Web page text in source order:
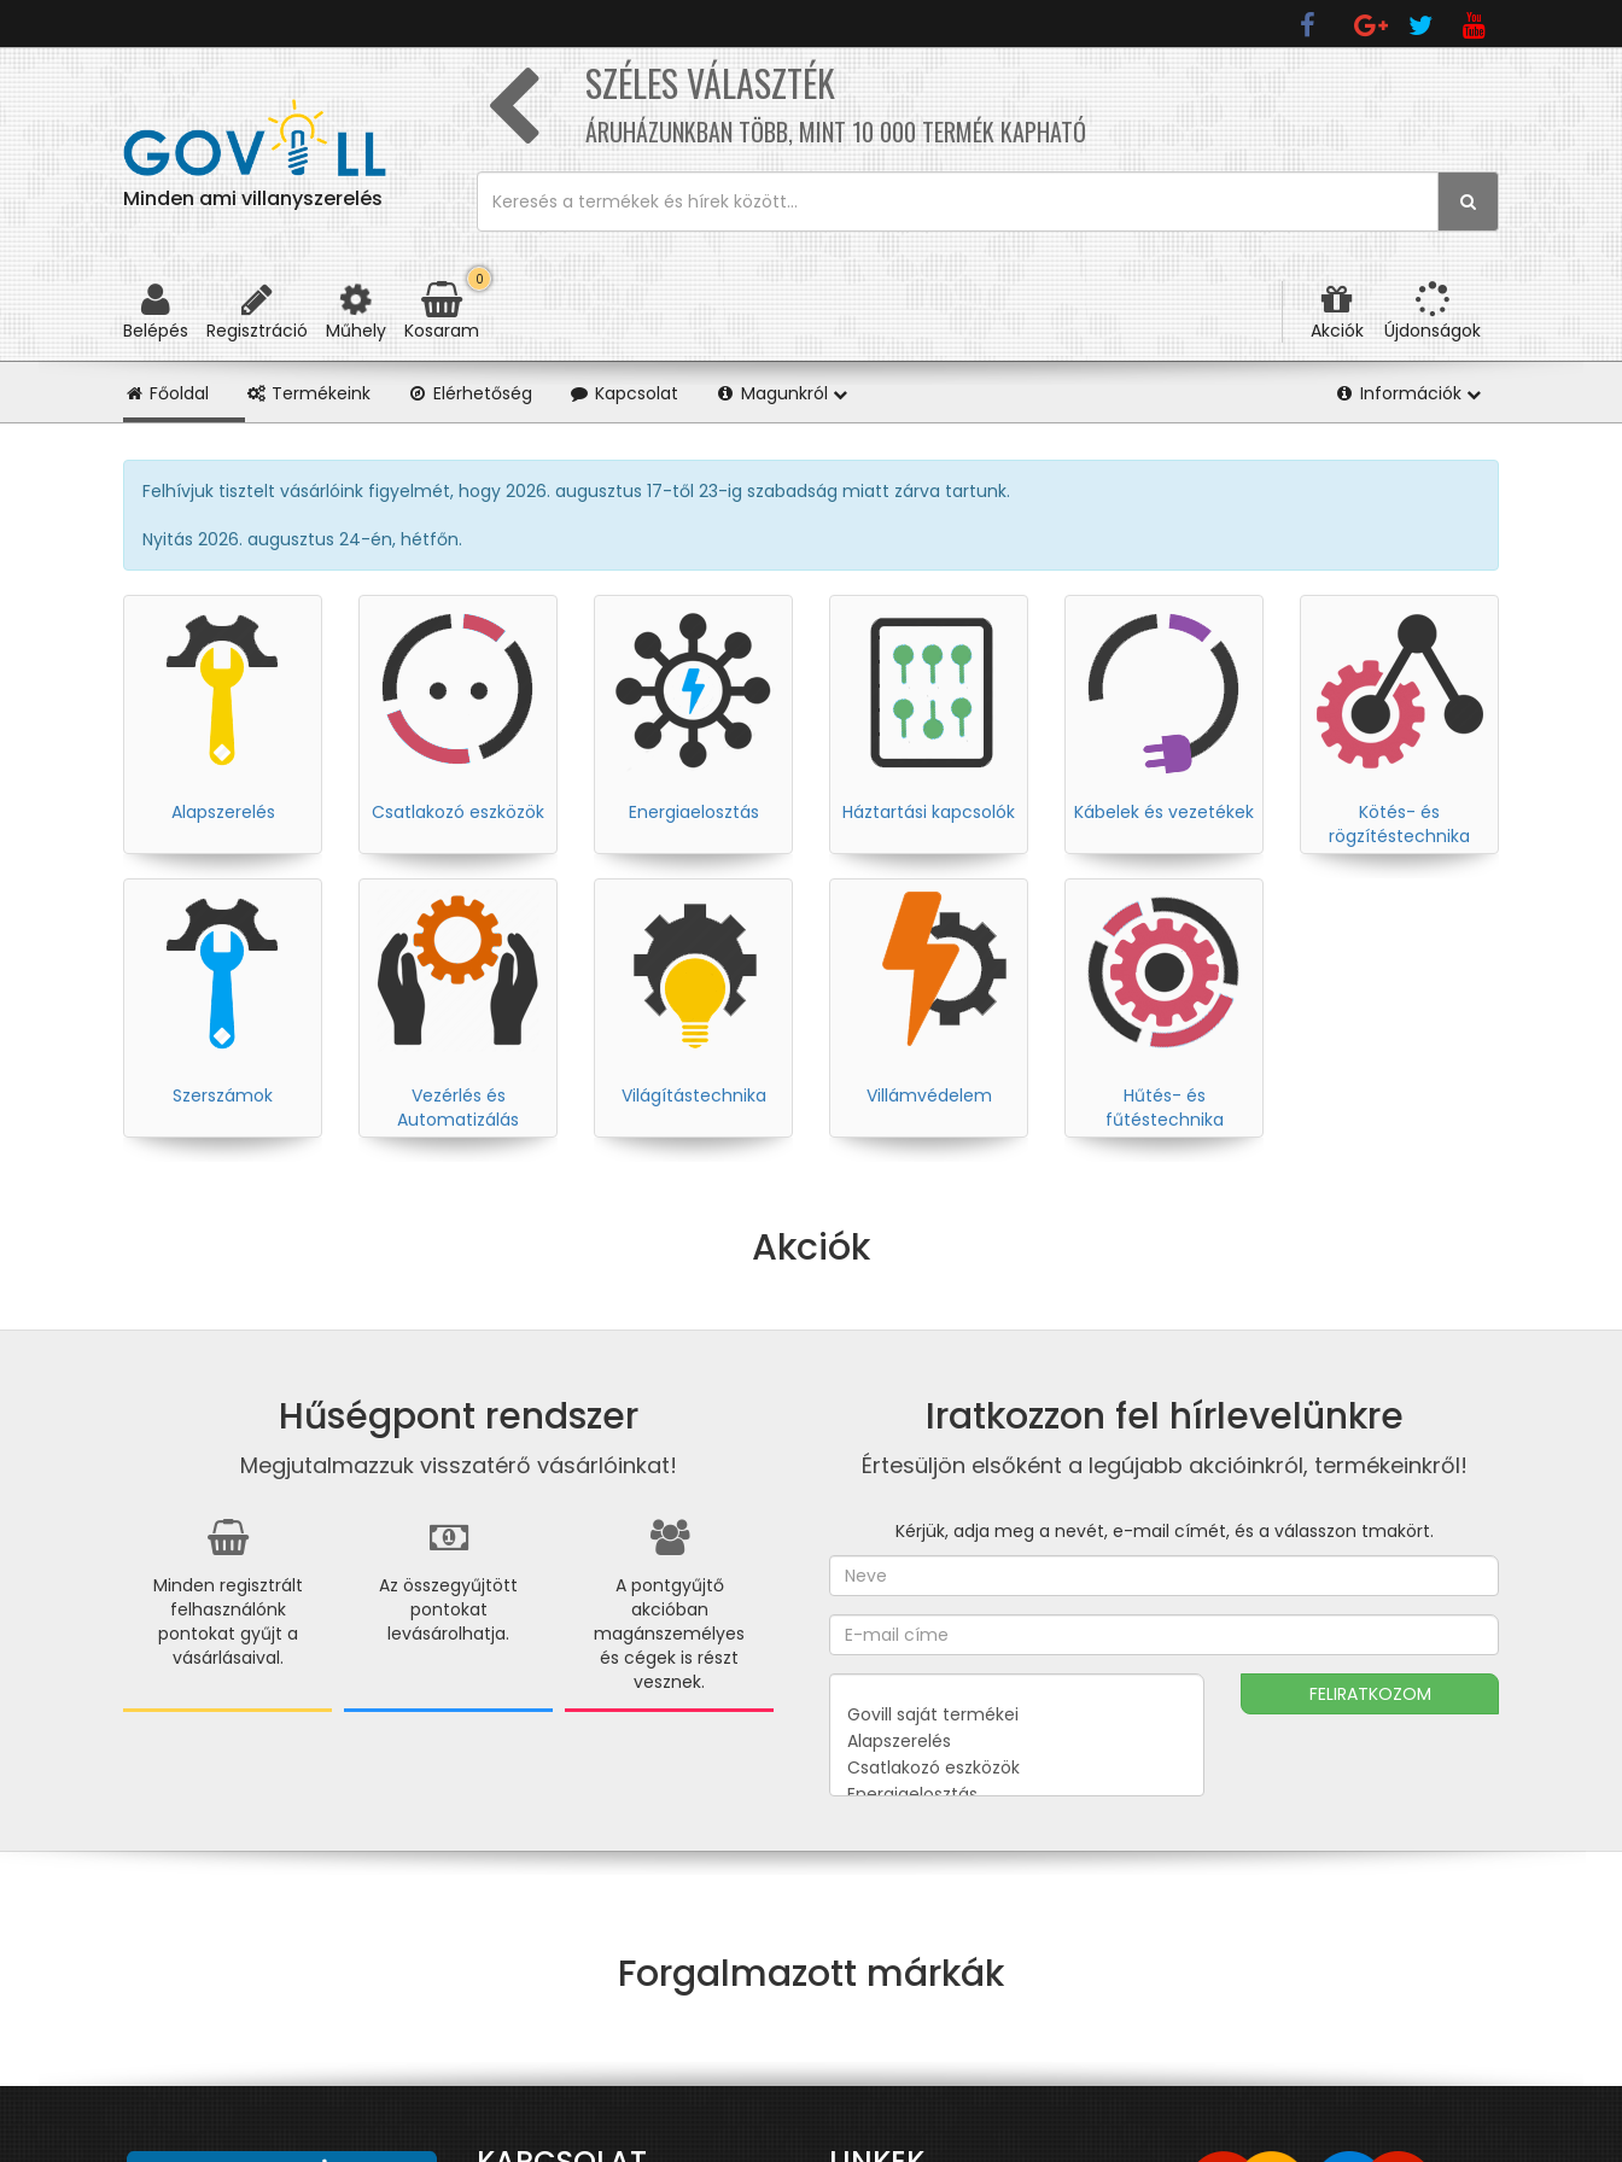
Minden ami villanyszerelés
SZÉLES VÁLASZTÉK
ÁRUHÁZUNKBAN TÖBB, MINT 10 000 TERMÉK KAPHATÓ
Belépés Regisztráció Műhely
0
Kosaram Újdonságok
Akciók
Főoldal
vagyunk)
Termékeink Elérhetőség Kapcsolat Magunkról Információk
Felhívjuk tisztelt vásárlóink figyelmét, hogy 2026. augusztus 17-től 23-ig szabadság miatt zárva tartunk.
Nyitás 2026. augusztus 24-én, hétfőn.
Alapszerelés Csatlakozó eszközök Energiaelosztás Háztartási kapcsolók Kábelek és vezetékek
Kötés- és
rögzítéstechnika
Szerszámok
Vezérlés és
Automatizálás
Világítástechnika Villámvédelem
Hűtés- és
fűtéstechnika
Akciók
Hűségpont rendszer
Megjutalmazzuk visszatérő vásárlóinkat!
Minden regisztrált
felhasználónk
pontokat gyűjt a
vásárlásaival.
Az összegyűjtött
pontokat
levásárolhatja.
A pontgyűjtő
akcióban
magánszemélyes
és cégek is részt
vesznek.
Iratkozzon fel hírlevelünkre
Értesüljön elsőként a legújabb akcióinkról, termékeinkről!
Kérjük, adja meg a nevét, e-mail címét, és a válasszon tmakört.
FELIRATKOZOM
Forgalmazott márkák